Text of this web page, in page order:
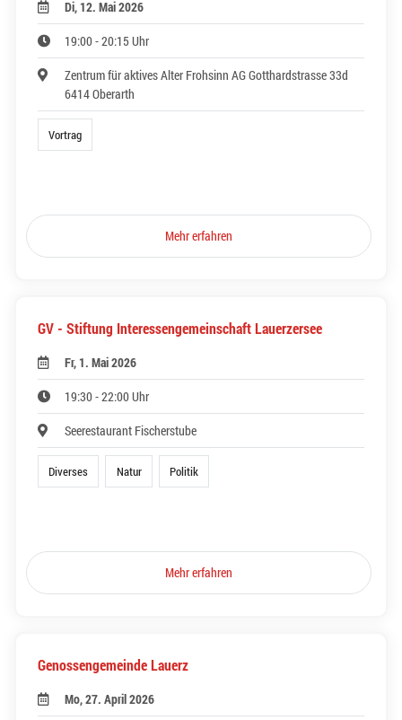
Di, 12. Mai 2026
19:00 - 20:15 Uhr
Zentrum für aktives Alter Frohsinn AG Gotthardstrasse 33d
6414 Oberarth
Vortrag
Mehr erfahren
GV - Stiftung Interessengemeinschaft Lauerzersee
Fr, 1. Mai 2026
19:30 - 22:00 Uhr
Seerestaurant Fischerstube
Diverses Natur Politik
Mehr erfahren
Genossengemeinde Lauerz
Mo, 27. April 2026